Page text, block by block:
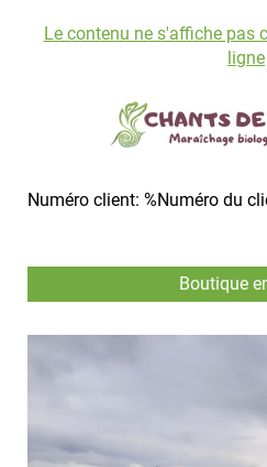
Le contenu ne s'affiche pas
ligne
Numéro client: %Numéro du
Boutique